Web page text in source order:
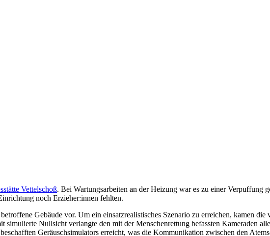
Vettelschoß. Bei Wartungsarbeiten an der Heizung war es zu einer Verpuffung
noch Erzieher:innen fehlten.
Gebäude vor. Um ein einsatzrealistisches Szenario zu erreichen, kamen die
simulierte Nullsicht verlangte den mit der Menschenrettung befassten Kameraden
Geräuschsimulators erreicht, was die Kommunikation zwischen den